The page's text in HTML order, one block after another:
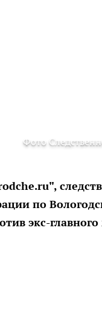
Фото
по
экс-